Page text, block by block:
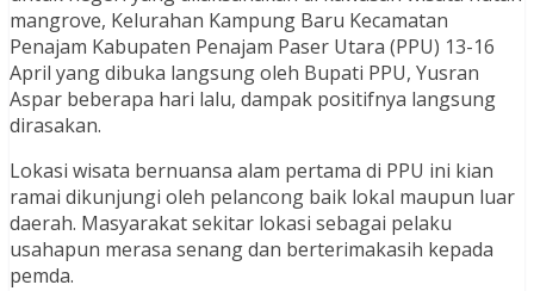
mangrove, Kelurahan Kampung Baru Kecamatan
Penajam Kabupaten Penajam Paser Utara (PPU) 13-16
April yang dibuka langsung oleh Bupati PPU, Yusran
Aspar beberapa hari lalu, dampak positifnya langsung
dirasakan.
Lokasi wisata bernuansa alam pertama di PPU ini kian
ramai dikunjungi oleh pelancong baik lokal maupun luar
daerah. Masyarakat sekitar lokasi sebagai pelaku
usahapun merasa senang dan berterimakasih kepada
pemda.